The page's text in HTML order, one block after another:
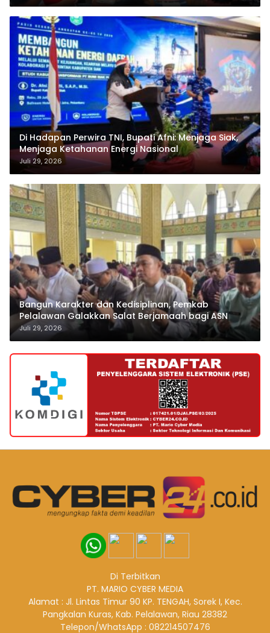
Di Hadapan Perwira TNI, Bupati Afni: Menjaga Siak,
Menjaga Ketahanan Energi Nasional
Juli 29, 2026
Bangun Karakter dan Kedisiplinan, Pemkab
Pelalawan Galakkan Salat Berjamaah bagi ASN
Juli 29, 2026
Di Terbitkan
PT. MARIO CYBER MEDIA
Alamat : Jl. Lintas Timur 90 KP. TENGAH, Sorek I, Kec.
Pangkalan Kuras, Kab. Pelalawan, Riau 28382
Telepon/WhatsApp : 082214507476